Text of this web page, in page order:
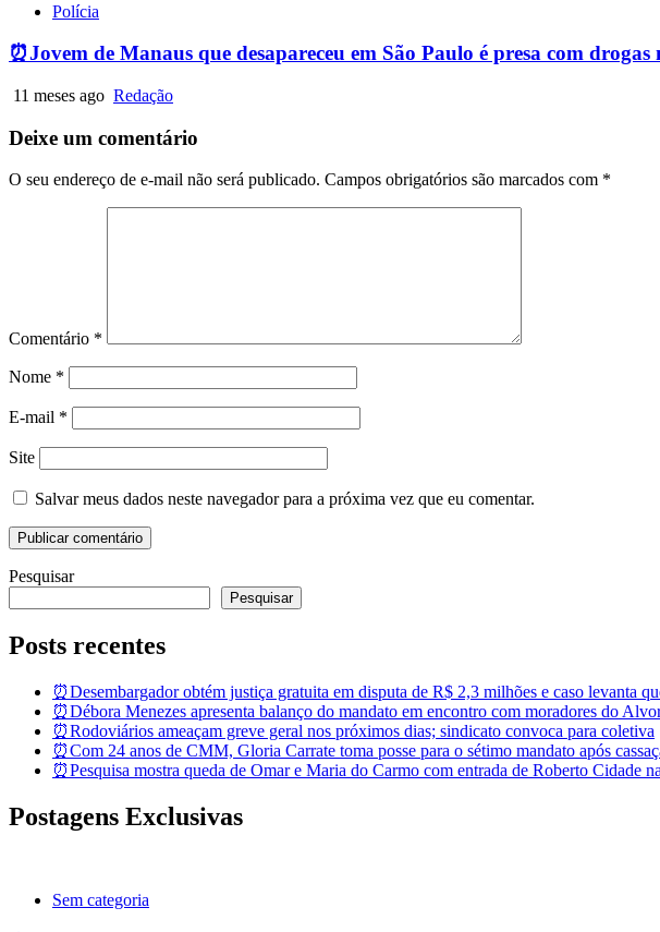
Polícia
⏰Jovem de Manaus que desapareceu em São Paulo é presa com drogas
11 meses ago Redação
Deixe um comentário
O seu endereço de e-mail não será publicado. Campos obrigatórios são marcados com *
Comentário *
Nome *
E-mail *
Site
Salvar meus dados neste navegador para a próxima vez que eu comentar.
Pesquisar
Pesquisar
Posts recentes
⏰Desembargador obtém justiça gratuita em disputa de R$ 2,3 milhões e caso levanta
⏰Débora Menezes apresenta balanço do mandato em encontro com moradores do
⏰Rodoviários ameaçam greve geral nos próximos dias; sindicato convoca para coletiva
⏰Com 24 anos de CMM, Gloria Carrate toma posse para o sétimo mandato após
⏰Pesquisa mostra queda de Omar e Maria do Carmo com entrada de Roberto Cidade
Postagens Exclusivas
Sem categoria